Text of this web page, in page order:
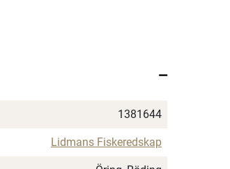
1381644
Lidmans Fiskeredskap